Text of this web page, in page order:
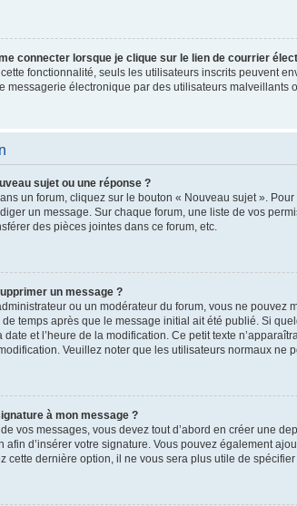
connecter lorsque je clique sur le lien de courrier
fonctionnalité, seuls les utilisateurs inscrits peuvent
messagerie électronique par des utilisateurs malveillants
sujet ou une réponse ?
un forum, cliquez sur le bouton « Nouveau sujet ».
un message. Sur chaque forum, une liste de vos
des pièces jointes dans ce forum, etc.
un message ?
ou un modérateur du forum, vous ne
temps après que le message initial ait été publié. Si
et l’heure de la modification. Ce petit texte
Veuillez noter que les utilisateurs normaux ne
à mon message ?
vos messages, vous devez tout d’abord en créer une
afin d’insérer votre signature. Vous pouvez également
cette dernière option, il ne vous sera plus utile de